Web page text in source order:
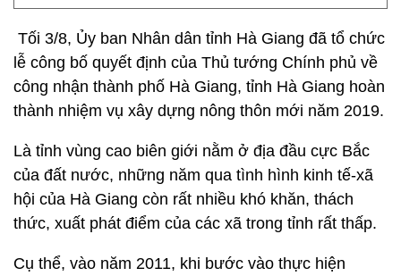
Tối 3/8, Ủy ban Nhân dân tỉnh Hà Giang đã tổ chức
lễ công bố quyết định của Thủ tướng Chính phủ về
công nhận thành phố Hà Giang, tỉnh Hà Giang hoàn
thành nhiệm vụ xây dựng nông thôn mới năm 2019.
Là tỉnh vùng cao biên giới nằm ở địa đầu cực Bắc
của đất nước, những năm qua tình hình kinh tế-xã
hội của Hà Giang còn rất nhiều khó khăn, thách
thức, xuất phát điểm của các xã trong tỉnh rất thấp.
Cụ thể, vào năm 2011, khi bước vào thực hiện